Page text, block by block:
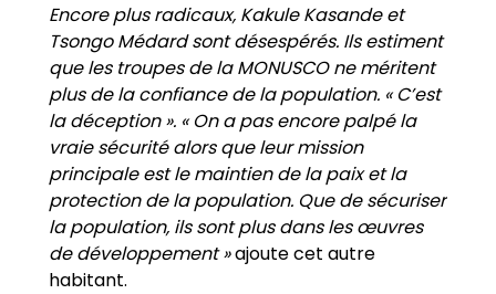
Encore plus radicaux, Kakule Kasande et
Tsongo Médard sont désespérés. Ils estiment
que les troupes de la MONUSCO ne méritent
plus de la confiance de la population. « C’est
la déception ». « On a pas encore palpé la
vraie sécurité alors que leur mission
principale est le maintien de la paix et la
protection de la population. Que de sécuriser
la population, ils sont plus dans les œuvres
de développement »ajoute cet autre
habitant.